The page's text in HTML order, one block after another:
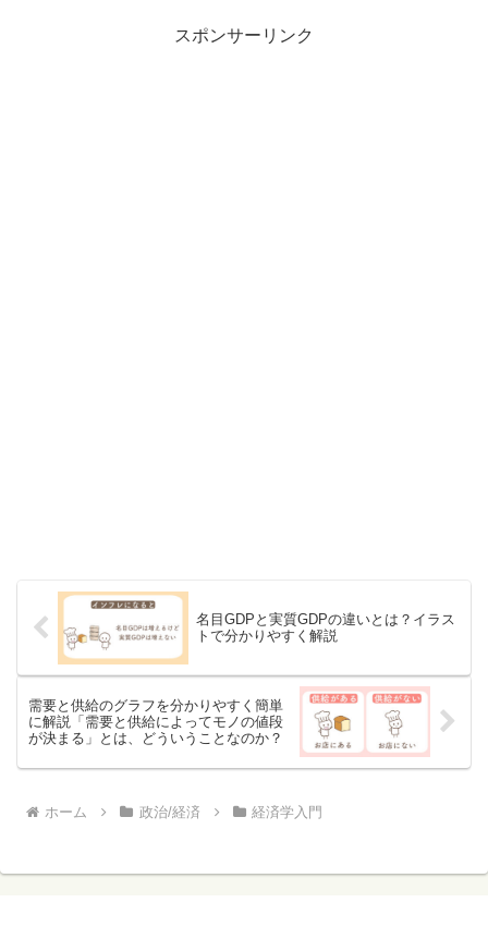
スポンサーリンク
名目GDPと実質GDPの違いとは？イラス
トで分かりやすく解説
需要と供給のグラフを分かりやすく簡単
に解説「需要と供給によってモノの値段
が決まる」とは、どういうことなのか？
ホーム 政治/経済 経済学入門